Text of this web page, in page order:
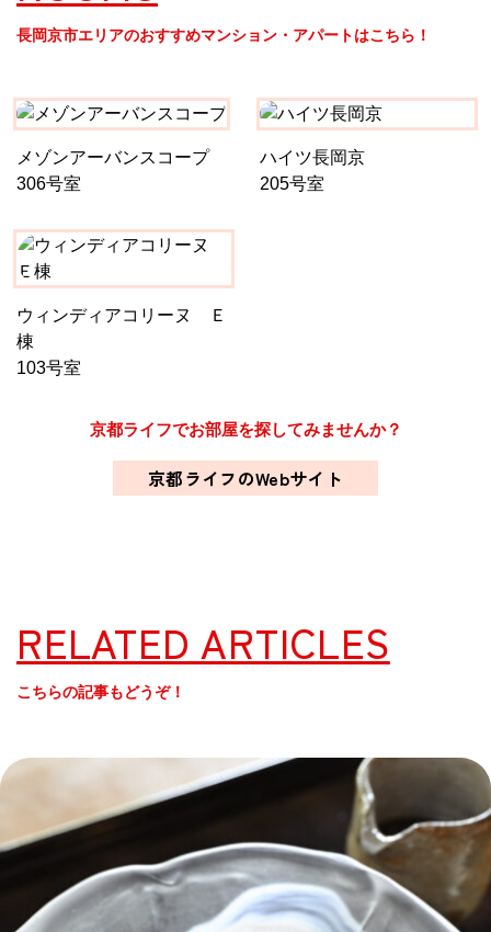
長岡京市エリアのおすすめマンション・アパートはこちら！
メゾンアーバンスコープ
306号室
ハイツ長岡京
205号室
ウィンディアコリーヌ Ｅ
棟
103号室
京都ライフでお部屋を探してみませんか？
京都ライフのWebサイト
RELATED ARTICLES
こちらの記事もどうぞ！